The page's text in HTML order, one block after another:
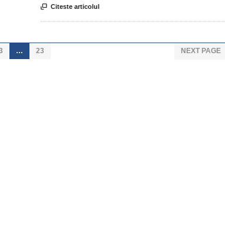
 Citeste articolul
… 23 NEXT PAGE